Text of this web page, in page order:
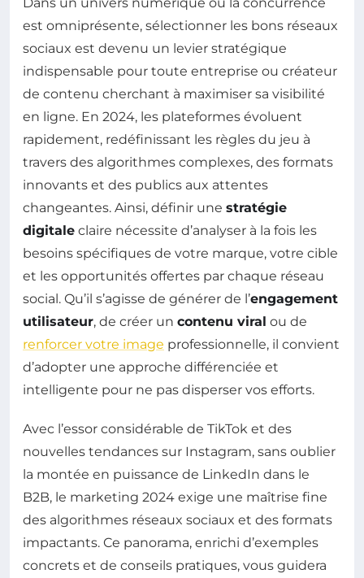
Dans un univers numérique où la concurrence
est omniprésente, sélectionner les bons réseaux
sociaux est devenu un levier stratégique
indispensable pour toute entreprise ou créateur
de contenu cherchant à maximiser sa visibilité
en ligne. En 2024, les plateformes évoluent
rapidement, redéfinissant les règles du jeu à
travers des algorithmes complexes, des formats
innovants et des publics aux attentes
changeantes. Ainsi, définir une stratégie
digitale claire nécessite d’analyser à la fois les
besoins spécifiques de votre marque, votre cible
et les opportunités offertes par chaque réseau
social. Qu’il s’agisse de générer de l’engagement
utilisateur, de créer un contenu viral ou de
renforcer votre image professionnelle, il convient
d’adopter une approche différenciée et
intelligente pour ne pas disperser vos efforts.
Avec l’essor considérable de TikTok et des
nouvelles tendances sur Instagram, sans oublier
la montée en puissance de LinkedIn dans le
B2B, le marketing 2024 exige une maîtrise fine
des algorithmes réseaux sociaux et des formats
impactants. Ce panorama, enrichi d’exemples
concrets et de conseils pratiques, vous guidera